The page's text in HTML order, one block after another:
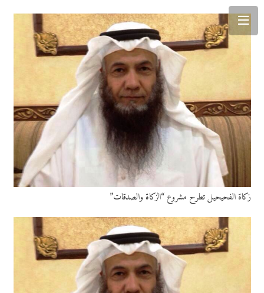
زكاة الفحيحيل تطرح مشروع “الزكاة والصدقات”